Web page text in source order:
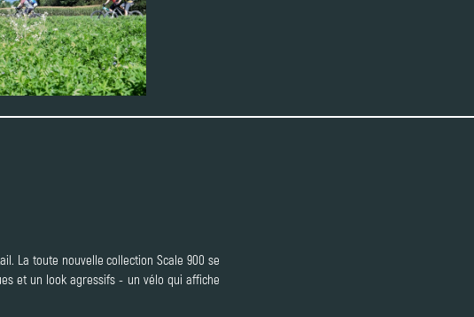
La toute nouvelle collection Scale 900 se
et un look agressifs - un vélo qui affiche